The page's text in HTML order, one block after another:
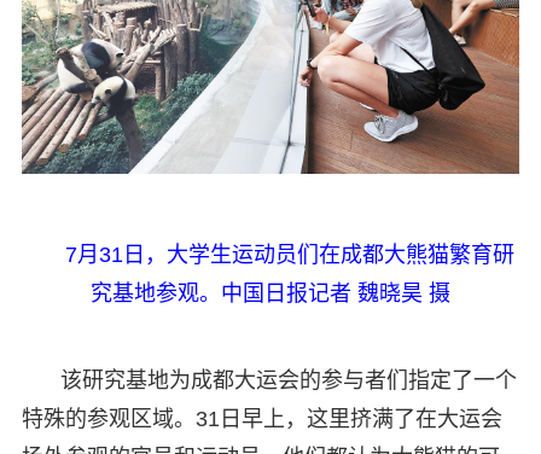
7月31日，大学生运动员们在成都大熊猫繁育研
究基地参观。中国日报记者 魏晓昊 摄
该研究基地为成都大运会的参与者们指定了一个
特殊的参观区域。31日早上，这里挤满了在大运会